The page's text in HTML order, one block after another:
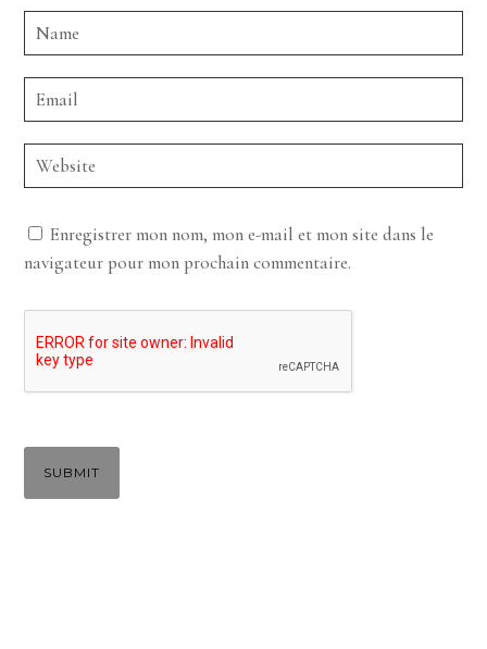
Enregistrer mon nom, mon e-mail et mon site dans le
navigateur pour mon prochain commentaire.